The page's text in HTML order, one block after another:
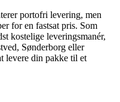
portofri levering, men
for en fastsat pris. Som
kostelige leveringsmanér,
Sønderborg eller
levere din pakke til et